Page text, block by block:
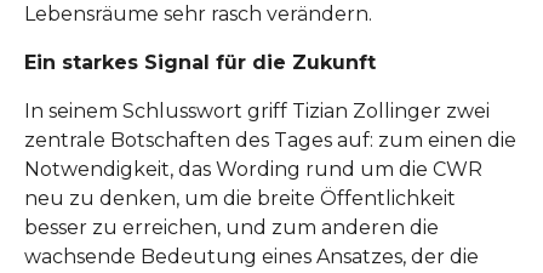
Lebensräume sehr rasch verändern.
Ein starkes Signal für die Zukunft
In seinem Schlusswort griff Tizian Zollinger zwei
zentrale Botschaften des Tages auf: zum einen die
Notwendigkeit, das Wording rund um die CWR
neu zu denken, um die breite Öffentlichkeit
besser zu erreichen, und zum anderen die
wachsende Bedeutung eines Ansatzes, der die